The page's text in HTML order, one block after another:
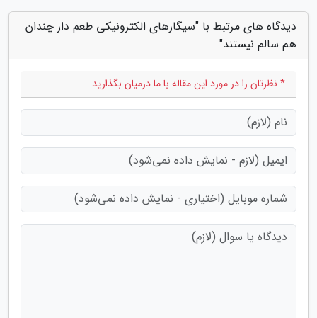
دیدگاه های مرتبط با "سیگارهای الکترونیکی طعم دار چندان
هم سالم نیستند"
* نظرتان را در مورد این مقاله با ما درمیان بگذارید